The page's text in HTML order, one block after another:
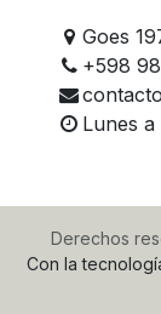
Goes
+598
Lunes a
Derechos
Con la